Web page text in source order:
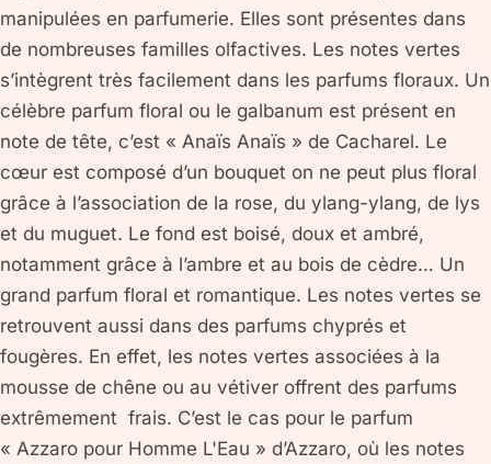
manipulées en parfumerie. Elles sont présentes dans
de nombreuses familles olfactives. Les notes vertes
s’intègrent très facilement dans les parfums floraux. Un
célèbre parfum floral ou le galbanum est présent en
note de tête, c’est « Anaïs Anaïs » de Cacharel. Le
cœur est composé d’un bouquet on ne peut plus floral
grâce à l’association de la rose, du ylang-ylang, de lys
et du muguet. Le fond est boisé, doux et ambré,
notamment grâce à l’ambre et au bois de cèdre… Un
grand parfum floral et romantique. Les notes vertes se
retrouvent aussi dans des parfums chyprés et
fougères. En effet, les notes vertes associées à la
mousse de chêne ou au vétiver offrent des parfums
extrêmement frais. C’est le cas pour le parfum
« Azzaro pour Homme L'Eau » d’Azzaro, où les notes